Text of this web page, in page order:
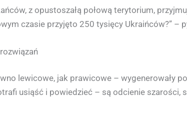
z opustoszałą połową terytorium,
czasie przyjęto 250 tysięcy Ukraińców?” –
lewicowe, jak prawicowe – wygenerowały
usiąść i powiedzieć – są odcienie szarości,